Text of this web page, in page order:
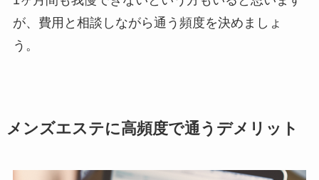
が、費用と相談しながら通う頻度を決めましょ
う。
メンズエステに高頻度で通うデメリット